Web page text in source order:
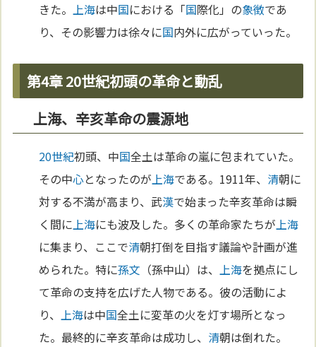
きた。上海は中国における「国際化」の象徴であ
り、その影響力は徐々に国内外に広がっていった。
第4章 20世紀初頭の革命と動乱
上海、辛亥革命の震源地
20世紀初頭、中国全土は革命の嵐に包まれていた。
その中心となったのが上海である。1911年、 清朝に
対する不満が高まり、武漢で始まった辛亥革命は瞬
く間に上海にも波及した。多くの革命家たちが上海
に集まり、ここで清朝打倒を目指す議論や計画が進
められた。特に孫文 （孫中山）は、上海を拠点にし
て革命の支持を広げた人物である。彼の活動によ
り、上海は中国全土に変革の火を灯す場所となっ
た。最終的に辛亥革命は成功し、 清朝は倒れた。